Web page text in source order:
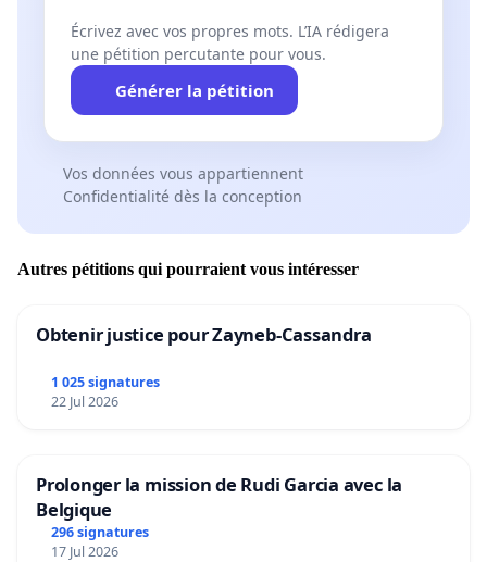
Écrivez avec vos propres mots. L’IA rédigera
une pétition percutante pour vous.
Générer la pétition
Vos données vous appartiennent
Confidentialité dès la conception
Autres pétitions qui pourraient vous intéresser
Obtenir justice pour Zayneb-Cassandra
1 025 signatures
22 Jul 2026
Prolonger la mission de Rudi Garcia avec la
Belgique
296 signatures
17 Jul 2026